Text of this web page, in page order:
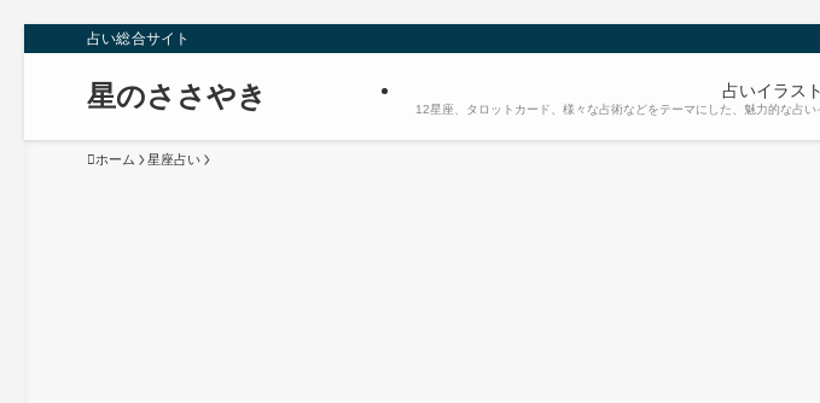
占い総合サイト
星のささやき 占いイラスト
12星座、タロットカード、様々な占術などをテーマにした、魅力的な占
ホーム 星座占い